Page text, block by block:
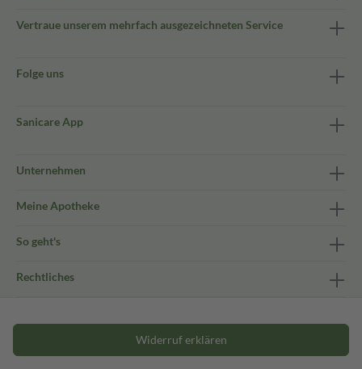
Vertraue unserem mehrfach ausgezeichneten Service
Folge uns
Sanicare App
Unternehmen
Meine Apotheke
So geht's
Rechtliches
Widerruf erklären